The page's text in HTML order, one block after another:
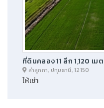
ที่ดินคลอง 11 ลึก 1,120 เม
ลำลูกกา, ปทุมธานี, 12150
ให้เช่า